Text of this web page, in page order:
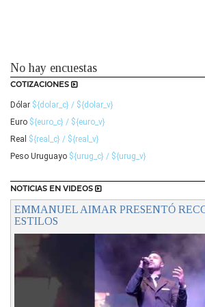
No hay encuestas
COTIZACIONES
Dólar ${dolar_c} / ${dolar_v}
Euro ${euro_c} / ${euro_v}
Real ${real_c} / ${real_v}
Peso Uruguayo ${urug_c} / ${urug_v}
NOTICIAS EN VIDEOS
EMMANUEL AIMAR PRESENTÓ
ESTILOS